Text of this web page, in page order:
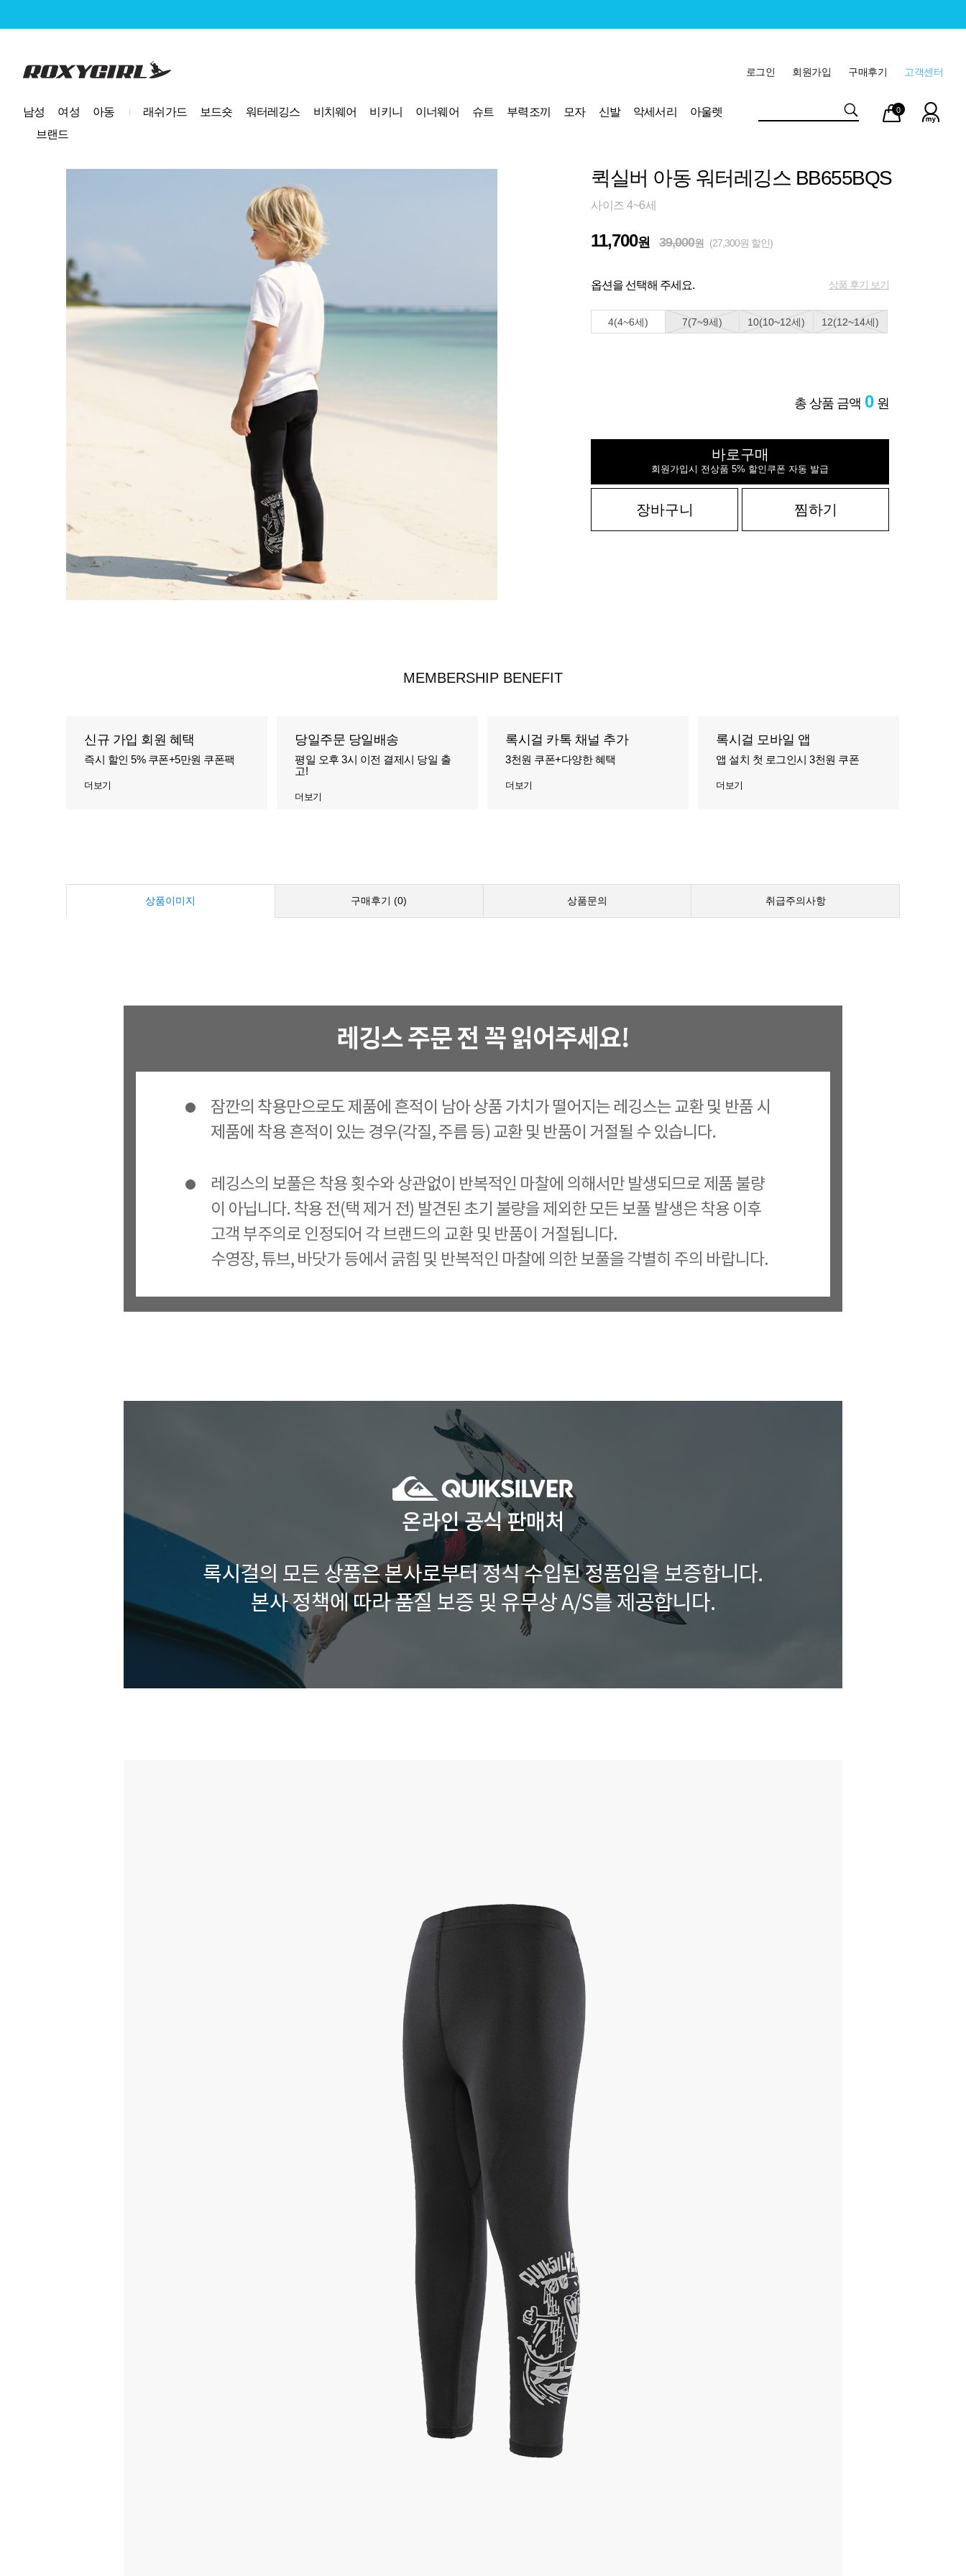
로고 고객센터
구매후기
회원가입
로그인
남성 여성 아동 래쉬가드 보드숏 워터레깅스 비치웨어 비키니 이너웨어 슈트 부력조끼 모자 신발 악세서리
아울렛
브랜드
마이
페이
장바
구니
0
퀵실버 아동 워터레깅스 BB655BQS
사이즈 4~6세
11,700원 39,000원 (27,300원 할인)
옵션을 선택해 주세요. 상품 후기 보기
4(4~6세) 7(7~9세) 10(10~12세) 12(12~14세)
총 상품 금액 0 원
바로구매
회원가입시 전상품 5% 할인쿠폰 자동 발급
장바구니 찜하기
MEMBERSHIP BENEFIT
신규 가입 회원 혜택
즉시 할인 5% 쿠폰+5만원 쿠폰팩
더보기
당일주문 당일배송
평일 오후 3시 이전 결제시 당일 출
고!
더보기
록시걸 카톡 채널 추가
3천원 쿠폰+다양한 혜택
더보기
록시걸 모바일 앱
앱 설치 첫 로그인시 3천원 쿠폰
더보기
상품이미지 구매후기 (0) 상품문의 취급주의사항